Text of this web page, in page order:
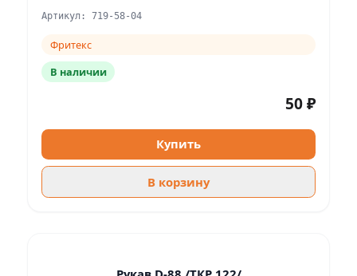
Артикул: 719-58-04
Фритекс
В наличии
50 ₽
Купить
В корзину